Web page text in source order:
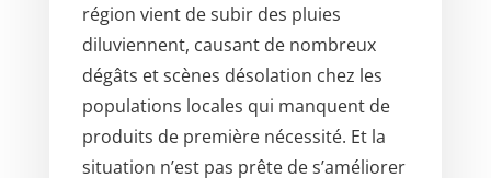
région vient de subir des pluies
diluviennent, causant de nombreux
dégâts et scènes désolation chez les
populations locales qui manquent de
produits de première nécessité. Et la
situation n’est pas prête de s’améliorer